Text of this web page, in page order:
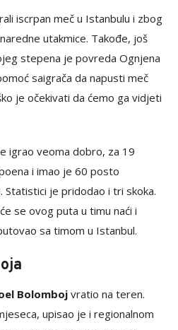
iscrpan meč u Istanbulu i zbog
utakmice. Takođe, još
stepena je povreda Ognjena
saigrača da napusti meč
je očekivati da ćemo ga vidjeti
igrao veoma dobro, za 19
i imao je 60 posto
Statistici je pridodao i tri skoka.
se ovog puta u timu naći i
sa timom u Istanbul.
Bolomboj vratio na teren.
upisao je i regionalnom